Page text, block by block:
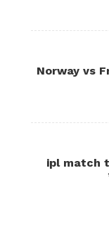
Norway vs
ipl match